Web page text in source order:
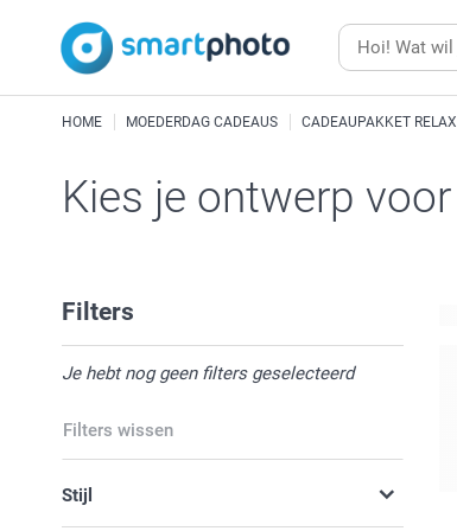
HOME MOEDERDAG CADEAUS CADEAUPAKKET RELAX
Kies je ontwerp voor
Filters
Je hebt nog geen filters geselecteerd
Filters wissen
Stijl